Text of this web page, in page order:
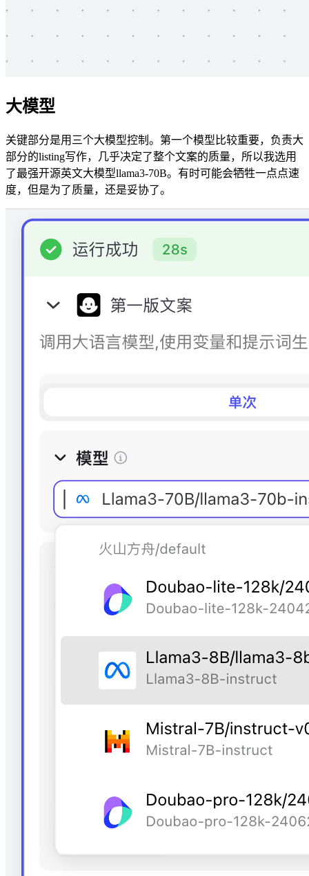
大模型
关键部分是用三个大模型控制。第一个模型比较重要，负责大
部分的listing写作，几乎决定了整个文案的质量，所以我选用
了最强开源英文大模型llama3-70B。有时可能会牺牲一点点速
度，但是为了质量，还是妥协了。